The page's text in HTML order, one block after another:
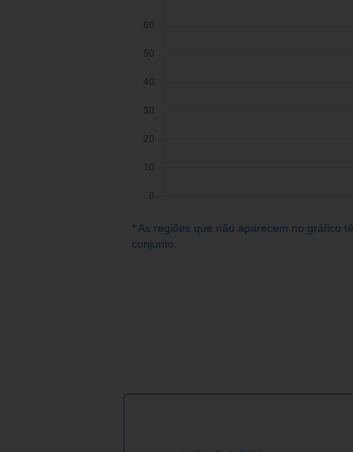
* As regiões que não aparecem no gráfico
conjunto.